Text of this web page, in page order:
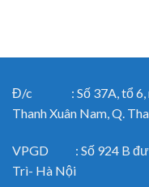
Đ/c : Số 37A, tổ 6,
Thanh Xuân Nam, Q.
VPGD : Số 924 B
Trì- Hà Nội